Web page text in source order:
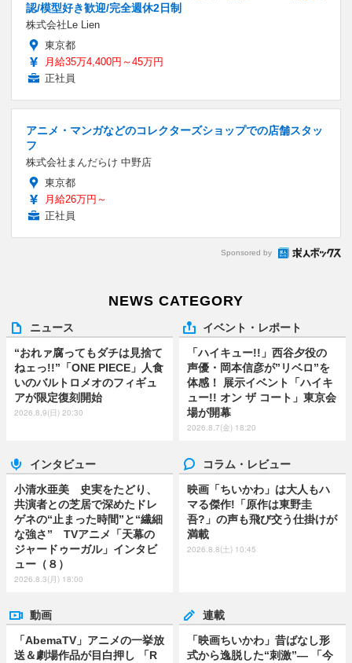
認/模型好き歓迎/完全週休2日制
株式会社Le Lien
東京都
月給35万4,400円～45万円
正社員
アニメ・マンガなどのコレクターズショップでの店舗スタッ
フ
株式会社まんだらけ 中野店
東京都
月給26万円～
正社員
Sponsored by
NEWS CATEGORY
ニュース
“おれァ腐ってもダチは見捨て
ねェっ!!”「ONE PIECE」人食
いのバルトロメオのフィギュ
アが限定復刻開始
2026.8.9(日) 20:30
イベント・レポート
「ハイキュー!!」西谷夕役の
声優・岡本信彦が”リベロ”を
体感！ 展示イベント「ハイキ
ュー!! オン ザ コート」東京会
場が開幕
2026.8.7(金) 18:20
インタビュー
小清水亜美 史実をたどり、
共演者との芝居で深めたドレ
ゲネの“止まった時間”と“繊細
な強さ” TVアニメ「天幕の
ジャードゥーガル」インタビ
ュー（８）
2026.8.3(月) 18:00
コラム・レビュー
映画「ちいかわ」は大人もハ
マる傑作!「原作は東野圭
吾?」の声も飛び交う仕掛けが
満載
2026.8.8(土) 10:45
動画
「AbemaTV」アニメの一挙放
送＆劇場作品が目白押し 「R
連載
「映画ちいかわ」昔ばなし形
式から逸脱した“刺激”― 「今